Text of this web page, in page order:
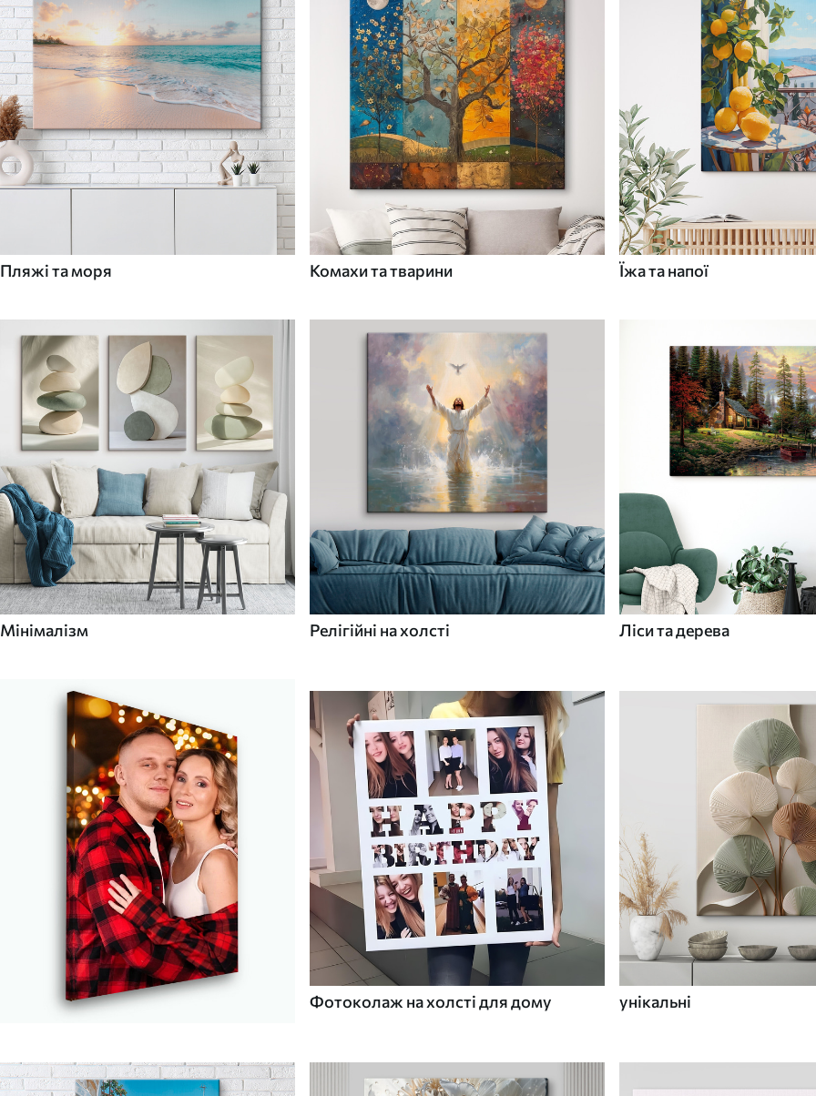
Пляжі та моря Комахи та тварини Їжа та напої
Мінімалізм Релігійні на холсті Ліси та дерева
Фотоколаж на холсті для дому унікальні